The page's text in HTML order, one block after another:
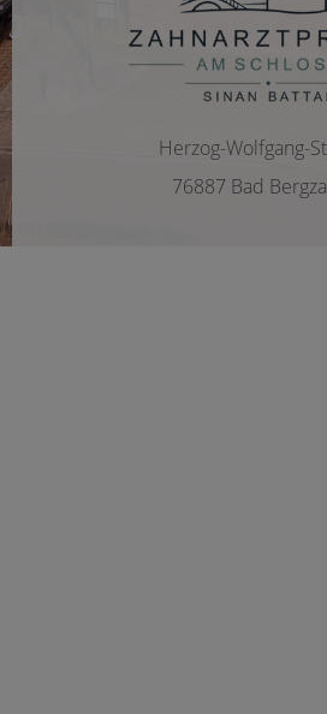
Herzog-Wolfgang-
76887 Bad